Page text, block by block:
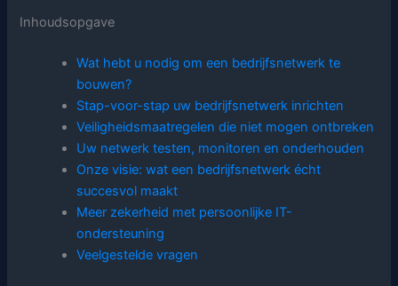
Inhoudsopgave
Wat hebt u nodig om een bedrijfsnetwerk te
bouwen?
Stap-voor-stap uw bedrijfsnetwerk inrichten
Veiligheidsmaatregelen die niet mogen ontbreken
Uw netwerk testen, monitoren en onderhouden
Onze visie: wat een bedrijfsnetwerk écht
succesvol maakt
Meer zekerheid met persoonlijke IT-
ondersteuning
Veelgestelde vragen